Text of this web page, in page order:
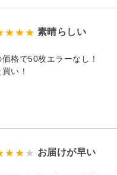
素晴らしい
価格で50枚エラーなし！
買い！
お届けが早い